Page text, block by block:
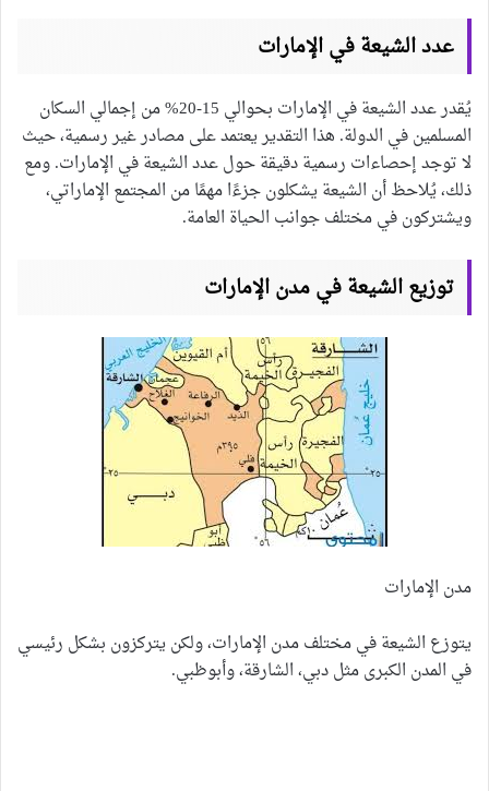
عدد الشيعة في الإمارات
يُقدر عدد الشيعة في الإمارات بحوالي 15-20% من إجمالي السكان
المسلمين في الدولة. هذا التقدير يعتمد على مصادر غير رسمية، حيث
لا توجد إحصاءات رسمية دقيقة حول عدد الشيعة في الإمارات. ومع
ذلك، يُلاحظ أن الشيعة يشكلون جزءًا مهمًا من المجتمع الإماراتي،
ويشتركون في مختلف جوانب الحياة العامة.
توزيع الشيعة في مدن الإمارات
مدن الإمارات
يتوزع الشيعة في مختلف مدن الإمارات، ولكن يتركزون بشكل رئيسي
في المدن الكبرى مثل دبي، الشارقة، وأبوظبي.